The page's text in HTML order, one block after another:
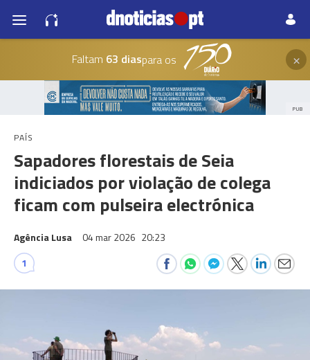
Faltam 63 diaspara os ×
PUB
PAÍS
Sapadores florestais de Seia
indiciados por violação de colega
ficam com pulseira electrónica
Agência Lusa 04 mar 2026 20:23
1